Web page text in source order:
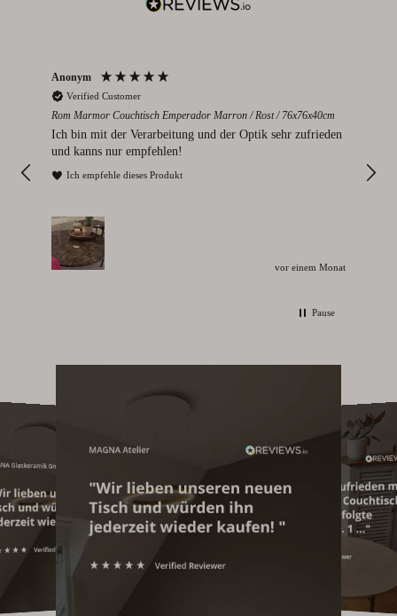
Anonym
Verified Customer
Rom Marmor Couchtisch Emperador Marron / Rost / 76x76x40cm
Ich bin mit der Verarbeitung und der Optik sehr zufrieden
und kanns nur empfehlen!
Ich empfehle dieses Produkt
vor einem Monat
Pause